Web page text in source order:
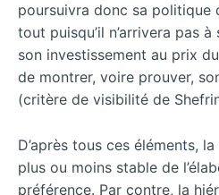
poursuivra donc sa politique
tout puisqu’il n’arrivera pas
son investissement au prix
de montrer, voire prouver,
(critère de visibilité de
D’après tous ces éléments,
plus ou moins stable de
préférence. Par contre, la